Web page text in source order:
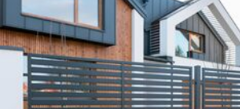
akcesoria